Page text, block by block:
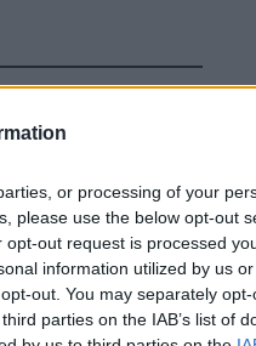
or processing of your
please use the below opt-out
out request is processed
information utilized by us
out. You may separately
parties on the IAB’s list of
Präsidenten stand
10’000
er Oberarme nennt.
neu in der von